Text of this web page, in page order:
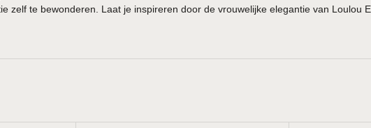
zelf te bewonderen. Laat je inspireren door de vrouwelijke elegantie van Loulou